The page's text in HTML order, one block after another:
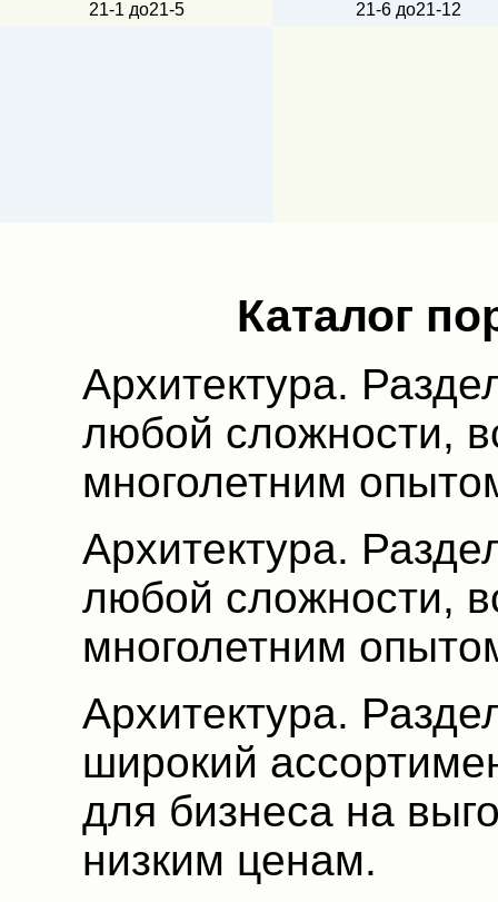
21-1 до21-5 21-6 до21-12
Каталог
Архитектура.
любой сложности,
многолетним
Архитектура.
любой сложности,
многолетним
Архитектура.
широкий
для бизнеса на
низким ценам.